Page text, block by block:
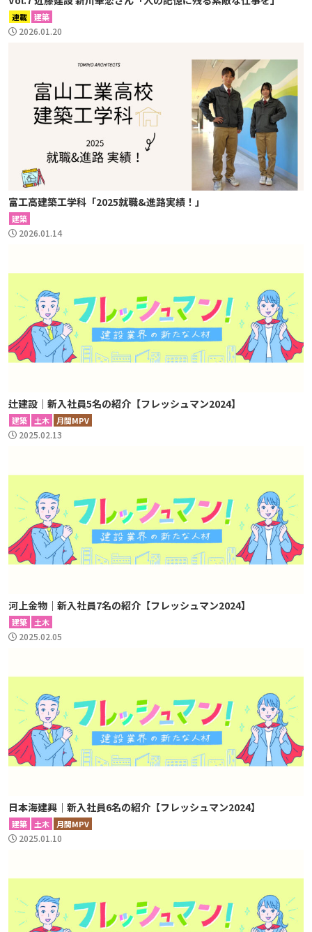
連載 建築
2026.01.20
富工高建築工学科「2025就職&進路実績！」
建築
2026.01.14
辻建設｜新入社員5名の紹介【フレッシュマン2024】
建築 土木 月間MPV
2025.02.13
河上金物｜新入社員7名の紹介【フレッシュマン2024】
建築 土木
2025.02.05
日本海建興｜新入社員6名の紹介【フレッシュマン2024】
建築 土木 月間MPV
2025.01.10